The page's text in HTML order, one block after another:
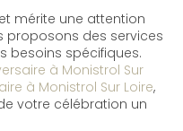
mérite une attention
proposons des services
besoins spécifiques.
à Monistrol Sur
à Monistrol Sur Loire,
votre célébration un